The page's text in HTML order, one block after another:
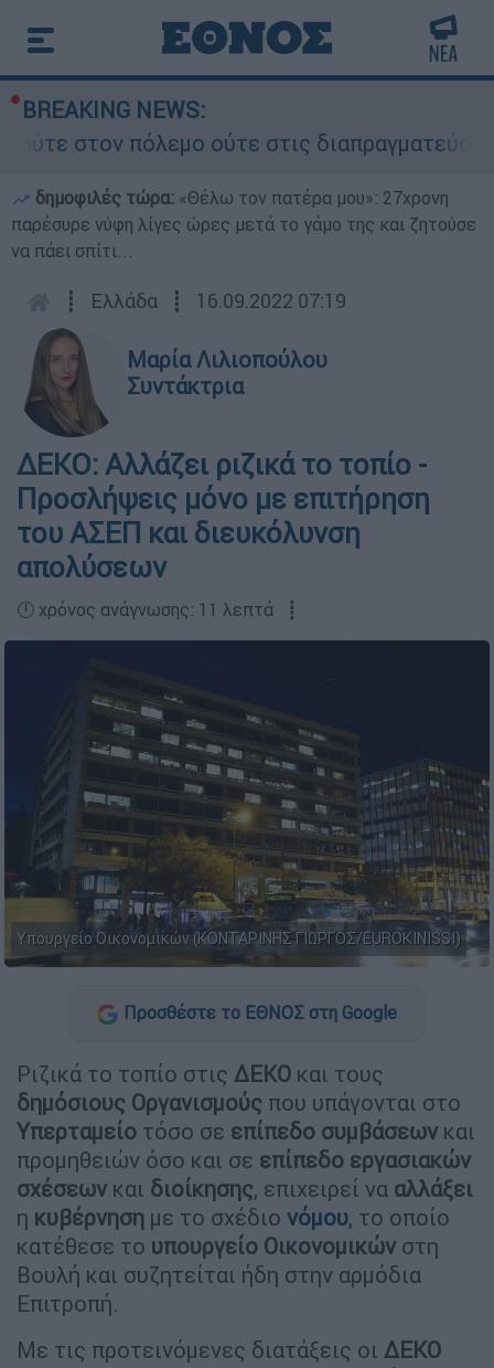
BREAKING NEWS:
ούτε στις διαπραγματεύσεις» - Οι έξι
δημοφιλές τώρα: «Θέλω τον πατέρα μου»: 27χρονη
παρέσυρε νύφη λίγες ώρες μετά το γάμο της και ζητούσε
να πάει σπίτι...
┋ Ελλάδα ┋ 16.09.2022 07:19
Μαρία Λιλιοπούλου
Συντάκτρια
ΔΕΚΟ: Αλλάζει ριζικά το τοπίο -
Προσλήψεις μόνο με επιτήρηση
του ΑΣΕΠ και διευκόλυνση
απολύσεων
🕛 χρόνος ανάγνωσης: 11 λεπτά ┋
Υπουργείο Οικονομικών (ΚΟΝΤΑΡΙΝΗΣ ΓΙΩΡΓΟΣ/EUROKINISSI)
Προσθέστε το ΕΘΝΟΣ στη Google
Ριζικά το τοπίο στις ΔΕΚΟ και τους
δημόσιους Οργανισμούς που υπάγονται στο
Υπερταμείο τόσο σε επίπεδο συμβάσεων και
προμηθειών όσο και σε επίπεδο εργασιακών
σχέσεων και διοίκησης, επιχειρεί να αλλάξει
η κυβέρνηση με το σχέδιο νόμου, το οποίο
κατέθεσε το υπουργείο Οικονομικών στη
Βουλή και συζητείται ήδη στην αρμόδια
Επιτροπή.
Με τις προτεινόμενες διατάξεις οι ΔΕΚΟ